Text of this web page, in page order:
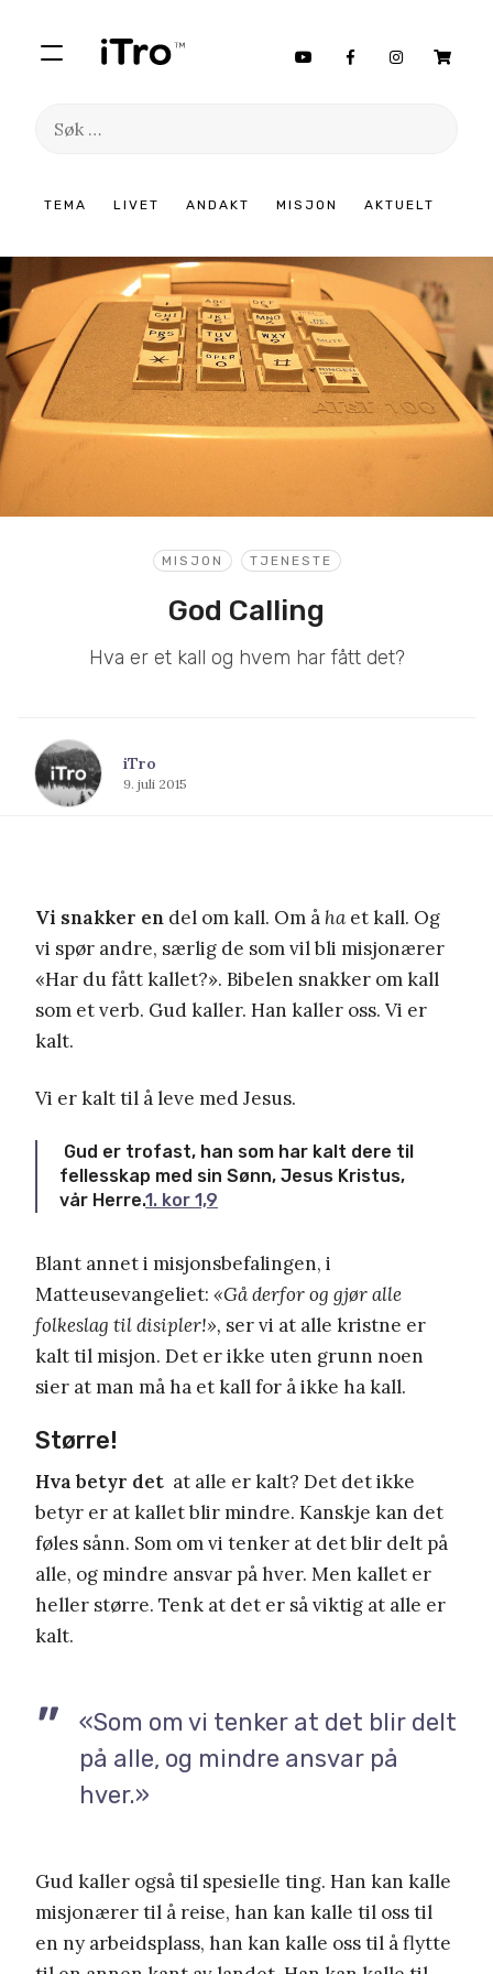
TEMA LIVET ANDAKT MISJON AKTUELT
Søk
innhold
MISJON TJENESTE
God Calling
Hva er et kall og hvem har fått det?
iTro
9. juli 2015
Vi snakker en del om kall. Om å ha et kall. Og
vi spør andre, særlig de som vil bli misjonærer
«Har du fått kallet?». Bibelen snakker om kall
som et verb. Gud kaller. Han kaller oss. Vi er
kalt.
Vi er kalt til å leve med Jesus.
Gud er trofast, han som har kalt dere til
fellesskap med sin Sønn, Jesus Kristus,
vår Herre.1. kor 1,9
Blant annet i misjonsbefalingen, i
Matteusevangeliet: «Gå derfor og gjør alle
folkeslag til disipler!», ser vi at alle kristne er
kalt til misjon. Det er ikke uten grunn noen
sier at man må ha et kall for å ikke ha kall.
Større!
Hva betyr det at alle er kalt? Det det ikke
betyr er at kallet blir mindre. Kanskje kan det
føles sånn. Som om vi tenker at det blir delt på
alle, og mindre ansvar på hver. Men kallet er
heller større. Tenk at det er så viktig at alle er
kalt.
«Som om vi tenker at det blir delt
på alle, og mindre ansvar på
hver.»
Gud kaller også til spesielle ting. Han kan kalle
misjonærer til å reise, han kan kalle til oss til
en ny arbeidsplass, han kan kalle oss til å flytte